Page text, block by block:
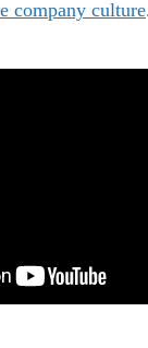
company culture